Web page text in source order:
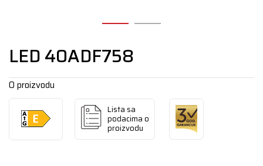
LED 40ADF758
O proizvodu
Lista sa
podacima o
proizvodu